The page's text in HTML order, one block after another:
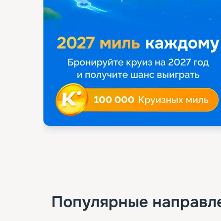
Популярные